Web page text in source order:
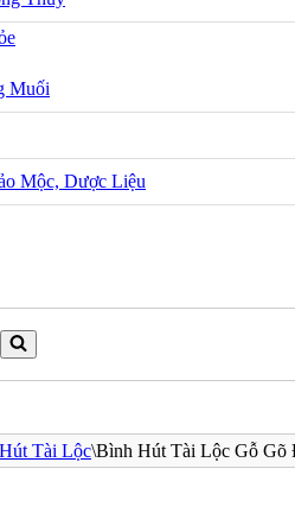
Muối
Mộc, Dược Liệu
Tài Lộc\Bình Hút Tài Lộc Gỗ Gõ